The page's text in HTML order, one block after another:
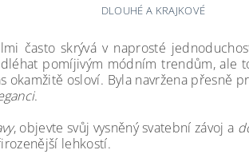
DLOUHÉ A KRAJKOVÉ
často skrývá v naprosté
pomíjivým módním trendům, ale
okamžitě osloví. Byla navržena
.
, objevte svůj vysněný svatební závoj a
lehkostí.